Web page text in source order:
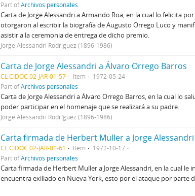
Part ofArchivos personales
Carta de Jorge Alessandri a Armando Roa, en la cual lo felicita
otorgaron al escribir la biografía de Augusto Orrego Luco y
asistir a la ceremonia de entrega de dicho premio.
Jorge Alessandri Rodríguez (1896-1986)
Carta de Jorge Alessandri a Álvaro Orrego Barros
CL CIDOC 02-JAR-01-57 Item
1972-05-24
Part ofArchivos personales
Carta de Jorge Alessandri a Álvaro Orrego Barros, en la cual lo
poder participar en el homenaje que se realizará a su padre.
Jorge Alessandri Rodríguez (1896-1986)
Carta firmada de Herbert Muller a Jorge Alessandri
CL CIDOC 02-JAR-01-61 Item
1972-10-17
Part ofArchivos personales
Carta firmada de Herbert Muller a Jorge Alessandri, en la cual le
encuentra exiliado en Nueva York, esto por el ataque por parte